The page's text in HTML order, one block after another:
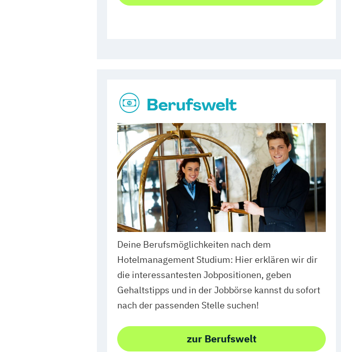
Berufswelt
Deine Berufsmöglichkeiten nach dem
Hotelmanagement Studium: Hier erklären wir dir
die interessantesten Jobpositionen, geben
Gehaltstipps und in der Jobbörse kannst du sofort
nach der passenden Stelle suchen!
zur Berufswelt